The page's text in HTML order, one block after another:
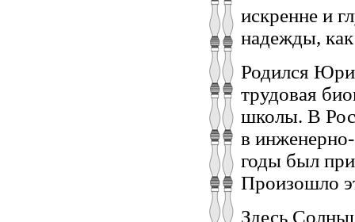
искренне и
надежды, как
Родился
трудовая
школы. В
в
годы был
Произошло
Здесь